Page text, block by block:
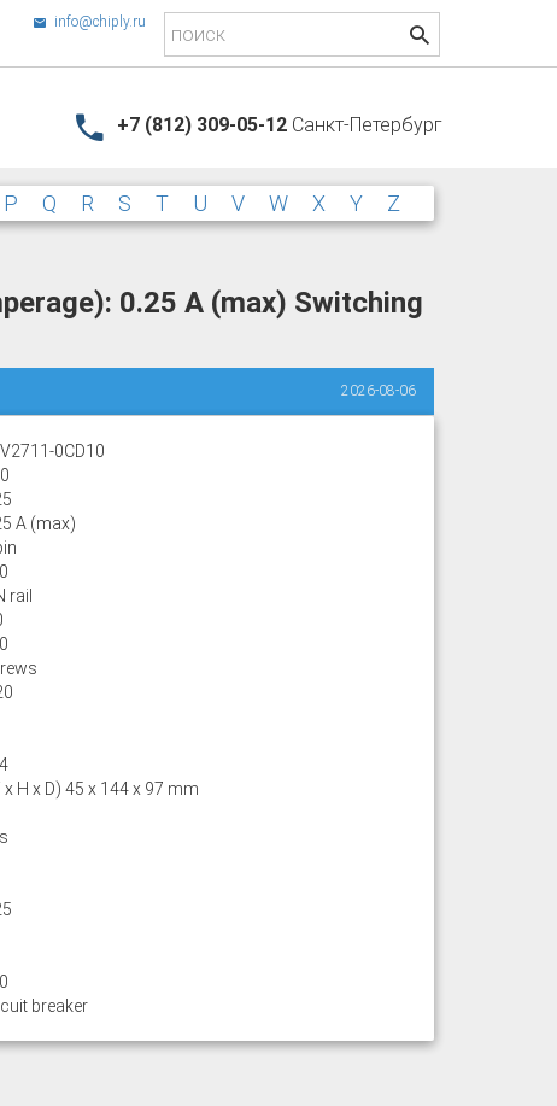
info@chiply.ru
+7 (812) 309-05-12 Санкт-Петербург
P Q R S T U VW XY Z
0.25 A (max) Switching
2026-08-06
0CD10
A (max)
rail
x H x D) 45 x 144 x 97 mm
breaker